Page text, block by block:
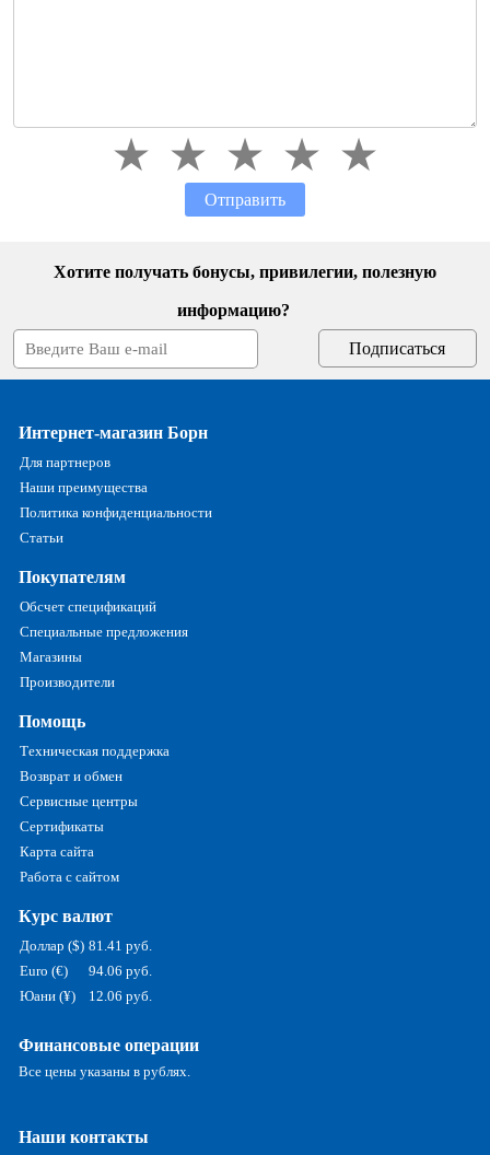
Отправить
Хотите получать бонусы, привилегии, полезную
информацию?
Интернет-магазин Борн
Для партнеров
Наши преимущества
Политика конфиденциальности
Статьи
Покупателям
Обсчет спецификаций
Специальные предложения
Магазины
Производители
Помощь
Техническая поддержка
Возврат и обмен
Сервисные центры
Сертификаты
Карта сайта
Работа с сайтом
Курс валют
Доллар ($) 81.41 руб.
Euro (€)
94.06 руб.
Юани (¥)
12.06 руб.
Финансовые операции
Все цены указаны в рублях.
Наши контакты